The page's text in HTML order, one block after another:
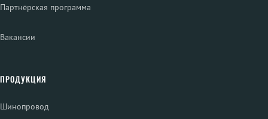
Партнёрская программа
Вакансии
ПРОДУКЦИЯ
Шинопровод